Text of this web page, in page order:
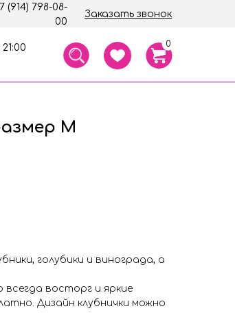
Заказать звонок
(914) 798-08-
00
0
M
голубики и винограда, а
всегда восторг и яркие
Дизайн клубнички можно